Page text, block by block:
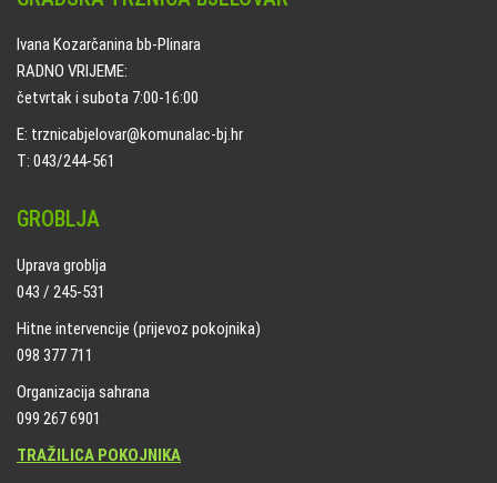
Ivana Kozarčanina bb-Plinara
RADNO VRIJEME:
četvrtak i subota 7:00-16:00
E: trznicabjelovar@komunalac-bj.hr
T: 043/244-561
GROBLJA
Uprava groblja
043 / 245-531
Hitne intervencije (prijevoz pokojnika)
098 377 711
Organizacija sahrana
099 267 6901
TRAŽILICA POKOJNIKA